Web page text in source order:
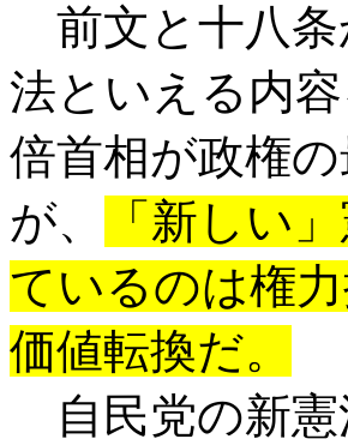
前文と十八条
法といえる内
倍首相が政権
が、
「新しい
ているのは権
価値転換だ。
自民党の新憲